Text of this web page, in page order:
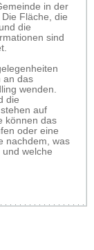
in der
Fläche, die
die
sind
an das
wenden.
die
auf
können das
oder eine
nachdem, was
welche